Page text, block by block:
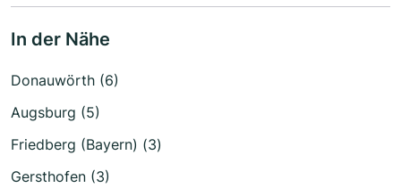
In der Nähe
Donauwörth (6)
Augsburg (5)
Friedberg (Bayern) (3)
Gersthofen (3)